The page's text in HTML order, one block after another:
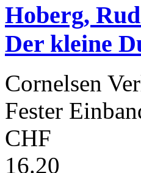
Hoberg,
Der kleine
Cornelsen
Fester
CHF
16.20